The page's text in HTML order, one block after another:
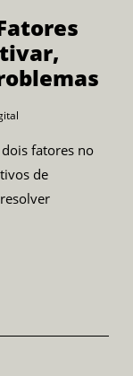
fatores no
de